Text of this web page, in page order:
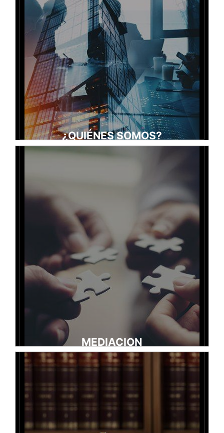
¿QUIÉNES SOMOS?
La AFA : Patrocinador de su arbitraje
La AFA, creada en 1957 bajo la iniciativa de los medios
económicos, judiciales y jurídicos tiene como vocación la
promoción tan en francia como fuera. del arbitraje como
modo de resolución de los conflictos y de concurrir al buen
desarrollo de los procedimientos sometidos a su reglamen-
to de arbitraje.
Continuación
MEDIACION
Una visión moderna de justicia
La mediación se define como un proceso estructurado en el